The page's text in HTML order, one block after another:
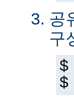
공
구